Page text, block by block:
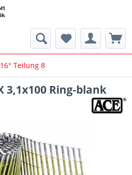
Teilung 8
3,1x100 Ring-blank